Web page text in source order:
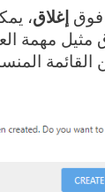
فوقإغلاق،
مثيل مهمة
القائمة